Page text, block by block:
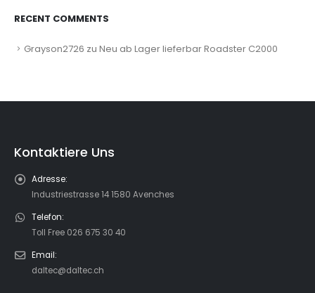
RECENT COMMENTS
Grayson2726 zu Neu ab Lager lieferbar Roadster C2000
Kontaktiere Uns
Adresse:
Industriestrasse 14 1580 Avenches
Telefon:
Toll Free 026 675 30 40
Email:
daltec@daltec.ch